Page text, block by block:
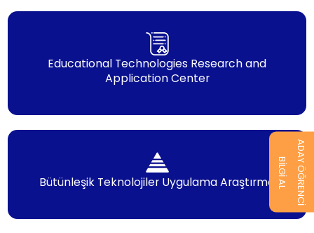
Educational Technologies Research and
Application Center
Bütünleşik Teknolojiler Uygulama Araştırma BİLGİ AL ADAY ÖĞRENCİ